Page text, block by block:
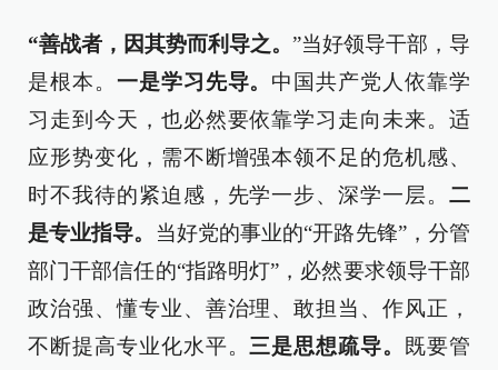
“善战者，因其势而利导之。 ”当好领导干部，导
是根本。 一是学习先导。 中国共产党人依靠学
习走到今天，也必然要依靠学习走向未来。适
应形势变化，需不断增强本领不足的危机感、
时不我待的紧迫感，先学一步、深学一层。 二
是专业指导。 当好党的事业的“开路先锋”，分管
部门干部信任的“指路明灯”，必然要求领导干部
政治强、懂专业、善治理、敢担当、作风正，
不断提高专业化水平。 三是思想疏导。 既要管